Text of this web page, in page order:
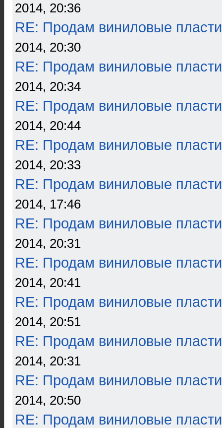
2014, 20:36
RE: Продам виниловые
2014, 20:30
RE: Продам виниловые
2014, 20:34
RE: Продам виниловые
2014, 20:44
RE: Продам виниловые
2014, 20:33
RE: Продам виниловые
2014, 17:46
RE: Продам виниловые
2014, 20:31
RE: Продам виниловые
2014, 20:41
RE: Продам виниловые
2014, 20:51
RE: Продам виниловые
2014, 20:31
RE: Продам виниловые
2014, 20:50
RE: Продам виниловые